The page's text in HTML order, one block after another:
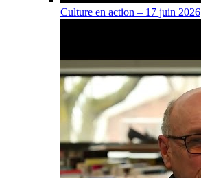
Culture en action – 17 juin 2026